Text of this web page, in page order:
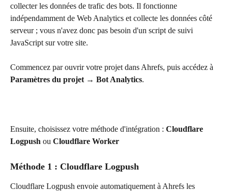
collecter les données de trafic des bots. Il fonctionne
indépendamment de Web Analytics et collecte les données côté
serveur ; vous n'avez donc pas besoin d'un script de suivi
JavaScript sur votre site.
Commencez par ouvrir votre projet dans Ahrefs, puis accédez à
Paramètres du projet → Bot Analytics.
Ensuite, choisissez votre méthode d'intégration : Cloudflare
Logpush ou Cloudflare Worker
Méthode 1 : Cloudflare Logpush
Cloudflare Logpush envoie automatiquement à Ahrefs les